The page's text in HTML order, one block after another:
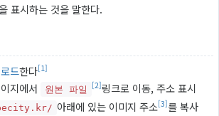
을 표시하는 것을 말한다.
드한다[1]
지에서 원본 파일 [2]링크로 이동, 주소 표시
아래에 있는 이미지 주소[3]를 복사